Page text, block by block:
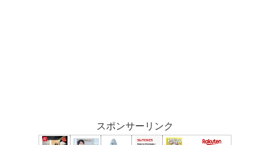
スポンサーリンク